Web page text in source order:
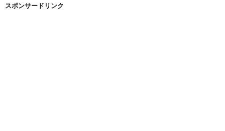
スポンサードリンク